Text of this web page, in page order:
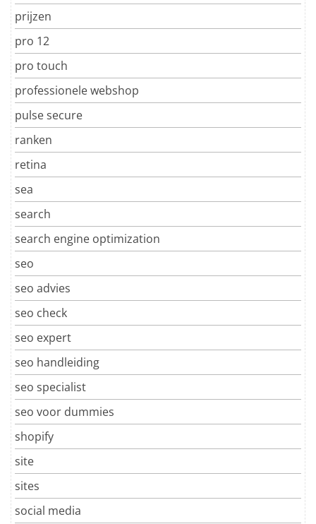
prijzen
pro 12
pro touch
professionele webshop
pulse secure
ranken
retina
sea
search
search engine optimization
seo
seo advies
seo check
seo expert
seo handleiding
seo specialist
seo voor dummies
shopify
site
sites
social media